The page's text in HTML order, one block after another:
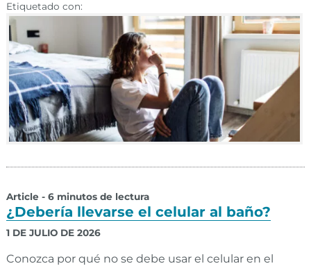
Etiquetado con:
Article - 6 minutos de lectura
¿Debería llevarse el celular al baño?
1 DE JULIO DE 2026
Conozca por qué no se debe usar el celular en el